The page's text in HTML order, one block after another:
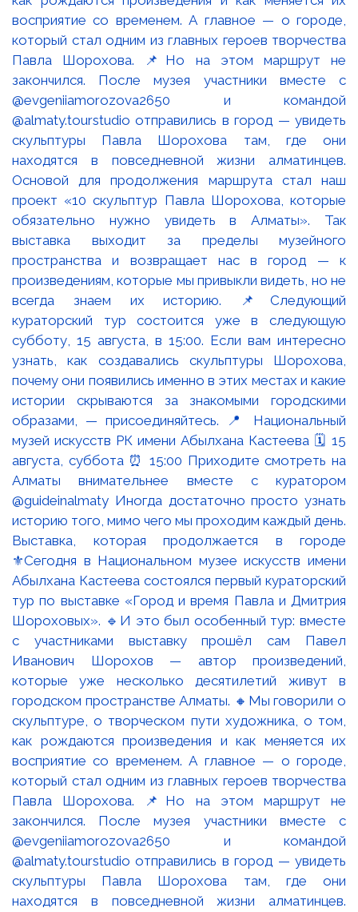
Выставка, которая продолжается в городе
⚜️Сегодня в Национальном музее искусств имени
Абылхана Кастеева состоялся первый кураторский
тур по выставке «Город и время Павла и Дмитрия
Шороховых». 🔹И это был особенный тур: вместе
с участниками выставку прошёл сам Павел
Иванович Шорохов — автор произведений,
которые уже несколько десятилетий живут в
городском пространстве Алматы. 🔸Мы говорили о
скульптуре, о творческом пути художника, о том,
как рождаются произведения и как меняется их
восприятие со временем. А главное — о городе,
который стал одним из главных героев творчества
Павла Шорохова. 📌Но на этом маршрут не
закончился. После музея участники вместе с
@evgeniiamorozova2650 и командой
@almaty.tourstudio отправились в город — увидеть
скульптуры Павла Шорохова там, где они
находятся в повседневной жизни алматинцев.